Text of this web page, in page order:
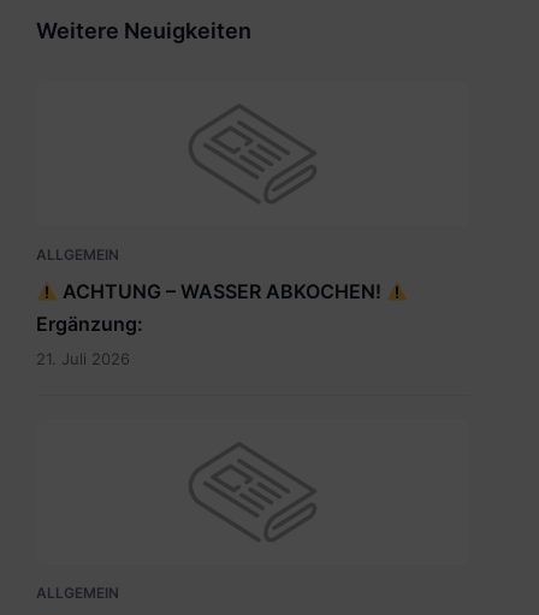
Weitere Neuigkeiten
ALLGEMEIN
ACHTUNG – WASSER ABKOCHEN!
Ergänzung:
21. Juli 2026
ALLGEMEIN